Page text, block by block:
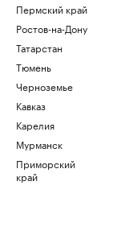
Пермский край
Ростов-на-Дону
Татарстан
Тюмень
Черноземье
Кавказ
Карелия
Мурманск
Приморский
край